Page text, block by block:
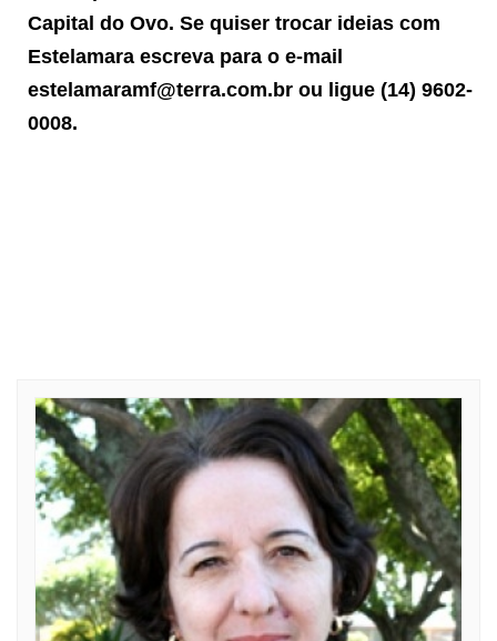
Capital do Ovo. Se quiser trocar ideias com
Estelamara escreva para o e-mail
estelamaramf@terra.com.br ou ligue (14) 9602-
0008.